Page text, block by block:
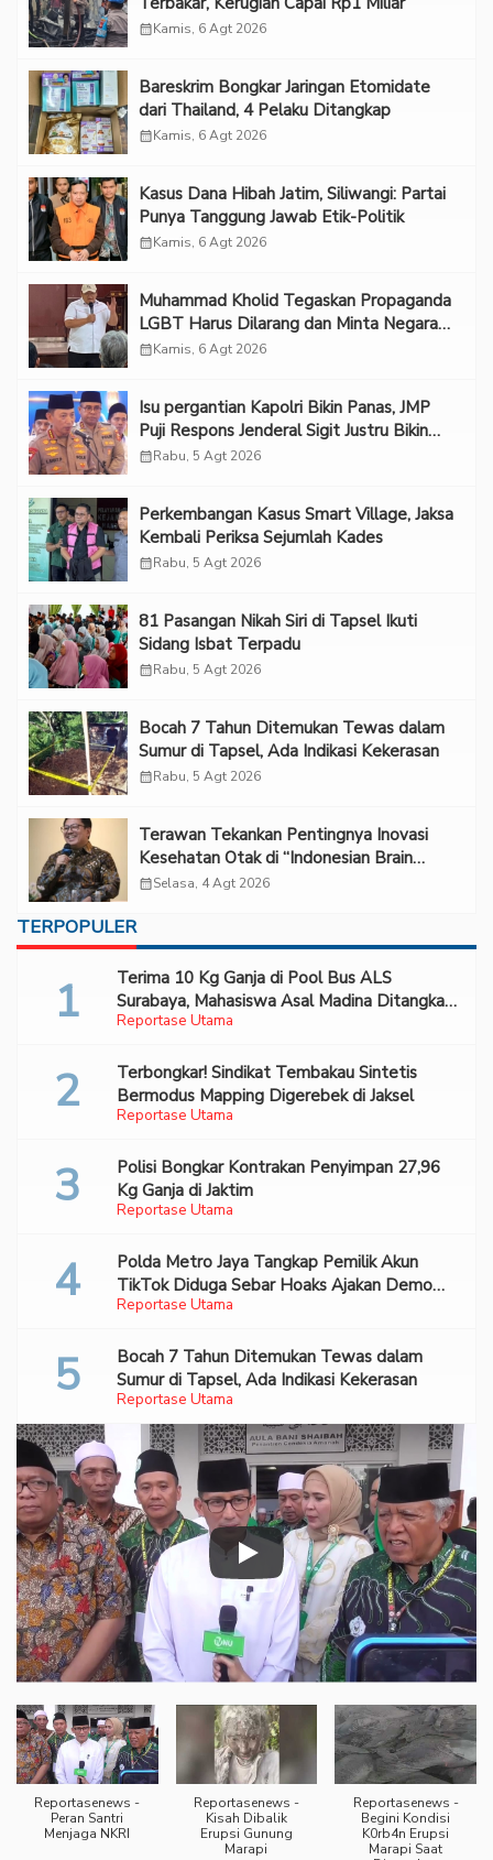
calendar_monthKamis, 6 Agt 2026
Bareskrim Bongkar Jaringan Etomidate
dari Thailand, 4 Pelaku Ditangkap
calendar_monthKamis, 6 Agt 2026
Kasus Dana Hibah Jatim, Siliwangi: Partai
Punya Tanggung Jawab Etik-Politik
calendar_monthKamis, 6 Agt 2026
Muhammad Kholid Tegaskan Propaganda
LGBT Harus Dilarang dan Minta Negara
Melindungi Korban
calendar_monthKamis, 6 Agt 2026
Isu pergantian Kapolri Bikin Panas, JMP
Puji Respons Jenderal Sigit Justru Bikin
“Adem”
calendar_monthRabu, 5 Agt 2026
Perkembangan Kasus Smart Village, Jaksa
Kembali Periksa Sejumlah Kades
calendar_monthRabu, 5 Agt 2026
81 Pasangan Nikah Siri di Tapsel Ikuti
Sidang Isbat Terpadu
calendar_monthRabu, 5 Agt 2026
Bocah 7 Tahun Ditemukan Tewas dalam
Sumur di Tapsel, Ada Indikasi Kekerasan
calendar_monthRabu, 5 Agt 2026
Terawan Tekankan Pentingnya Inovasi
Kesehatan Otak di “Indonesian Brain
Forum 2026 UPN Veteran Jakarta”
calendar_monthSelasa, 4 Agt 2026
TERPOPULER
Reportase Utama
Terima 10 Kg Ganja di Pool Bus ALS
Surabaya, Mahasiswa Asal Madina Ditangkap
Bareskrim
Reportase Utama
Terbongkar! Sindikat Tembakau Sintetis
Bermodus Mapping Digerebek di Jaksel
Reportase Utama
Polisi Bongkar Kontrakan Penyimpan 27,96
Kg Ganja di Jaktim
Reportase Utama
Polda Metro Jaya Tangkap Pemilik Akun
TikTok Diduga Sebar Hoaks Ajakan Demo
Turunkan Prabowo-Gibran
Reportase Utama
Bocah 7 Tahun Ditemukan Tewas dalam
Sumur di Tapsel, Ada Indikasi Kekerasan
Reportasenews -
Peran Santri
Menjaga NKRI
Reportasenews -
Kisah Dibalik
Erupsi Gunung
Marapi
Reportasenews -
Begini Kondisi
K0rb4n Erupsi
Marapi Saat